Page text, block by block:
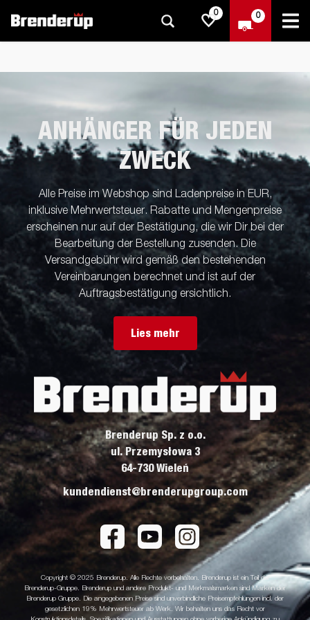
0 0
ANHÄNGER FÜR JEDEN
ZWECK
Alle Preise im Webshop sind Ladenpreise in EUR,
inklusive Mehrwertsteuer. Rabatte und Mengenpreise
erscheinen nur auf der Bestätigung, die wir Dir bei der
Bearbeitung der Bestellung zusenden. Die
Versandgebühr wird gemäß den bestehenden
Vereinbarungen berechnet und ist auf der
Auftragsbestätigung ersichtlich.
Lies mehr
Brenderup Sp. z o.o.
ul. Przemysłowa 3
64-730 Wieleń
kundendienst@brenderupgroup.com
Copyright © 2025 Brenderup. Alle Rechte vorbehalten. Brenderup ist ein Teil der
Brenderup-Gruppe. Brenderup und andere Produkt- und Merkmalsmarken sind Marken der
Brenderup Gruppe. Die angegebenen Preise sind unverbindliche Preisempfehlungen incl. der
gesetzlichen 19% Mehrwertsteuer ab Werk. Wir behalten uns das Recht vor